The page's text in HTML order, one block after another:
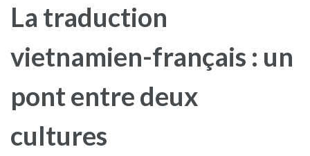
La traduction
vietnamien-français : un
pont entre deux
cultures